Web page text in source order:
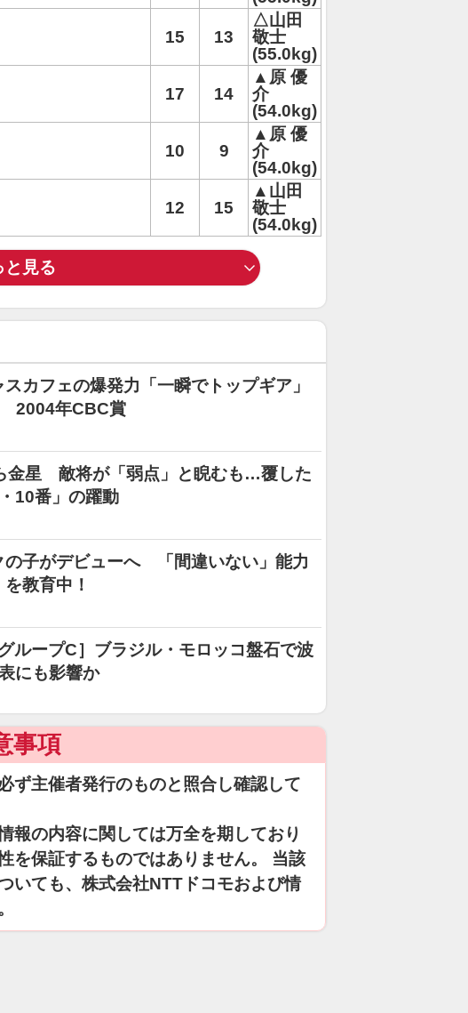
15 13
△山田
敬士
(55.0kg)
17 14
▲原 優
介
(54.0kg)
10 9
▲原 優
介
(54.0kg)
12 15
▲山田
敬士
(54.0kg)
と見る
カフェの爆発力「一瞬でトップギア」
2004年CBC賞
金星 敵将が「弱点」と睨むも…覆した
10番」の躍動
の子がデビューへ 「間違いない」能力
教育中！
ループC］ブラジル・モロッコ盤石で波
にも影響か
事項
ず主催者発行のものと照合し確認して
報の内容に関しては万全を期しており
を保証するものではありません。 当該
いても、株式会社NTTドコモおよび情